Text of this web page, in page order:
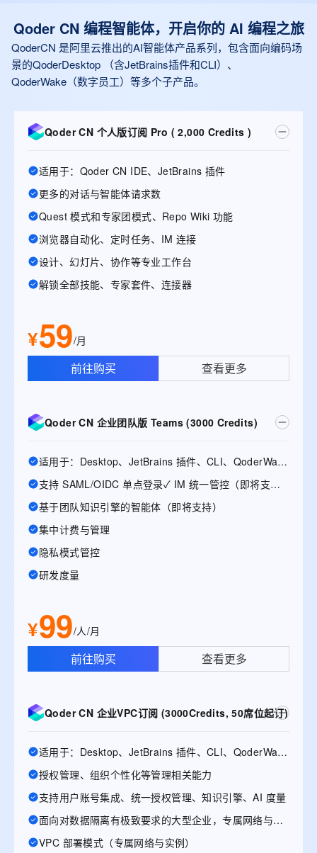
Qoder CN 编程智能体，开启你的 AI 编程之旅
QoderCN 是阿里云推出的AI智能体产品系列，包含面向编码场
景的QoderDesktop （含JetBrains插件和CLI）、
QoderWake（数字员工）等多个子产品。
Qoder CN 个人版订阅 Pro ( 2,000 Credits )
适用于：Qoder CN IDE、JetBrains 插件
更多的对话与智能体请求数
Quest 模式和专家团模式、Repo Wiki 功能
浏览器自动化、定时任务、IM 连接
设计、幻灯片、协作等专业工作台
解锁全部技能、专家套件、连接器
¥59/月
前往购买 查看更多
Qoder CN 企业团队版 Teams (3000 Credits)
适用于：Desktop、JetBrains 插件、CLI、QoderWake、Mobile
支持 SAML/OIDC 单点登录✓ IM 统一管控（即将支持）
基于团队知识引擎的智能体（即将支持）
集中计费与管理
隐私模式管控
研发度量
¥99/人/月
前往购买 查看更多
Qoder CN 企业VPC订阅 (3000Credits, 50席位起订)
适用于：Desktop、JetBrains 插件、CLI、QoderWake、Mobile
授权管理、组织个性化等管理相关能力
支持用户账号集成、统一授权管理、知识引擎、AI 度量
面向对数据隔离有极致要求的大型企业，专属网络与实例
VPC 部署模式（专属网络与实例）